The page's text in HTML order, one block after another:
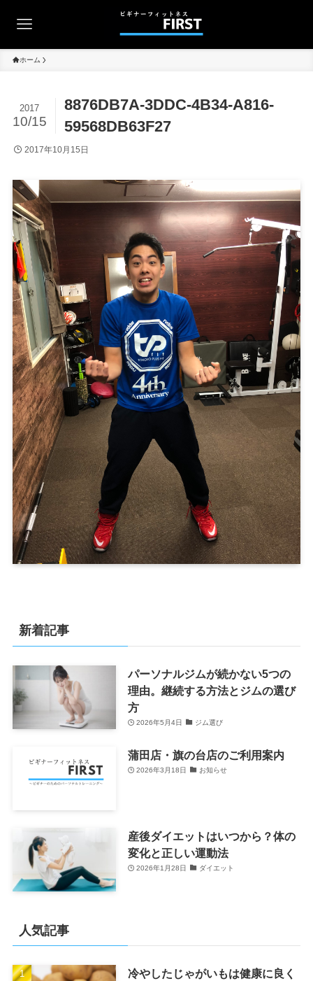
ホーム
8876DB7A-3DDC-4B34-A816-
59568DB63F27
2017
10/15
2017年10月15日
新着記事
パーソナルジムが続かない5つの
理由。継続する方法とジムの選び
方
2026年5月4日 ジム選び
蒲田店・旗の台店のご利用案内
2026年3月18日 お知らせ
産後ダイエットはいつから？体の
変化と正しい運動法
2026年1月28日 ダイエット
人気記事
冷やしたじゃがいもは健康に良く